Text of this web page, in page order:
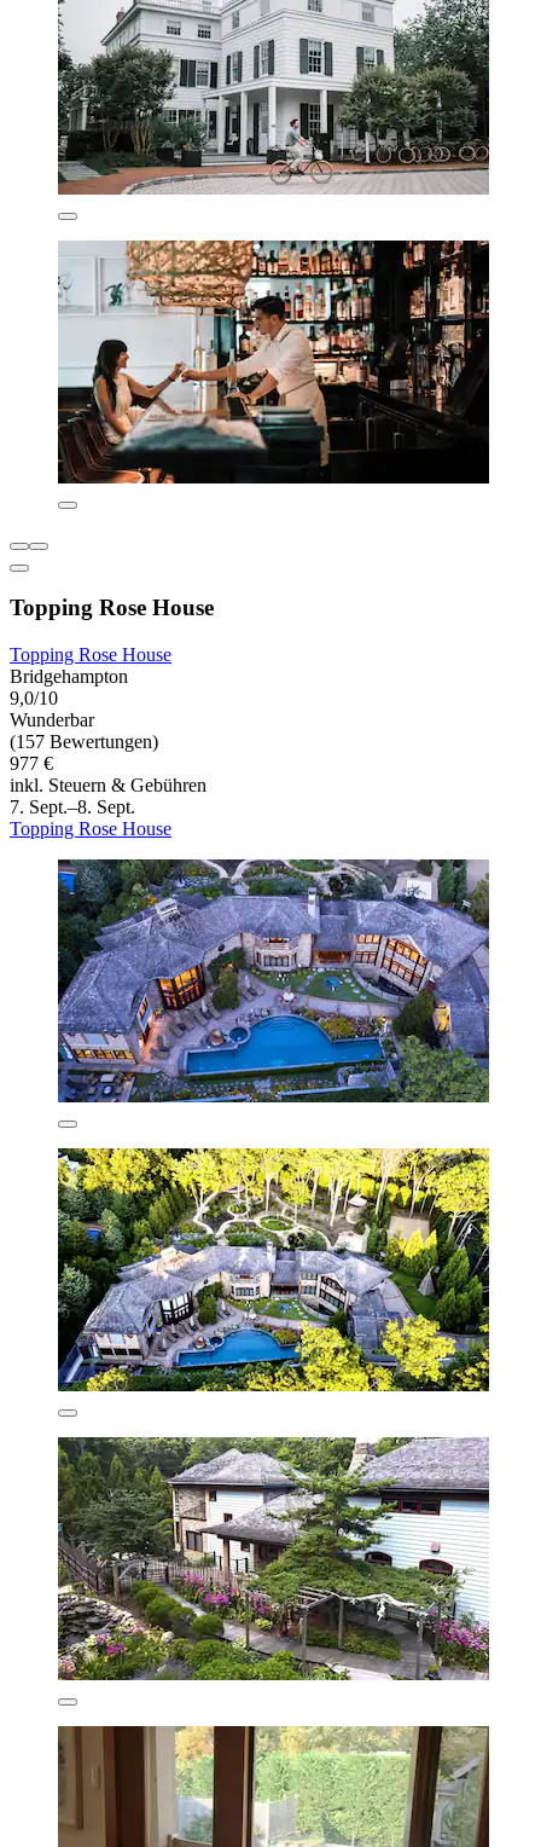
Topping Rose House
Topping Rose House
Bridgehampton
9,0/10
Wunderbar
(157 Bewertungen)
977 €
inkl. Steuern & Gebühren
7. Sept.–8. Sept.
Topping Rose House